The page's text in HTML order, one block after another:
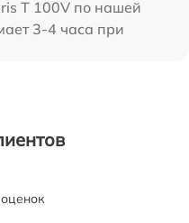
T 100V по нашей
3-4 часа при